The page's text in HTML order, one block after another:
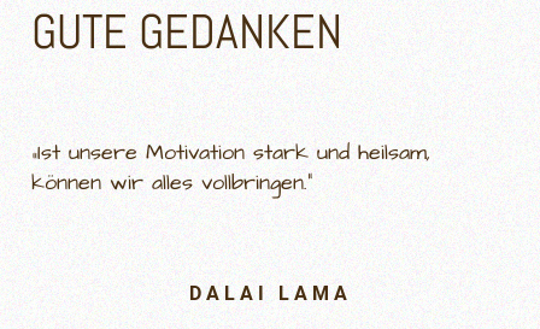
GUTE GEDANKEN
„Ist unsere Motivation stark und heilsam,
können wir alles vollbringen.“
DALAI LAMA